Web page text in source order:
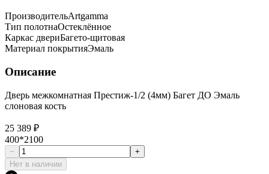
ПроизводительArtgamma
Тип полотнаОстеклённое
Каркас двериБагето-щитовая
Материал покрытияЭмаль
Описание
Дверь межкомнатная Престиж-1/2 (4мм) Багет ДО Эмаль
слоновая кость
25 389 ₽
400*2100
−
+
Нет в наличии